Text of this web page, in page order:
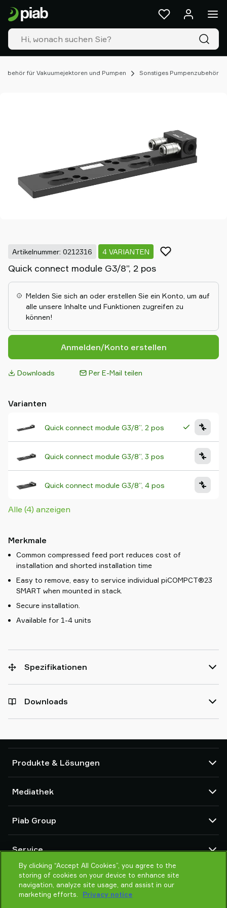
Zubehör für Vakuumejektoren und Pumpen Sonstiges Pumpenzubehör
Artikelnummer: 0212316 4 VARIANTEN
Quick connect module G3/8”, 2 pos
Melden Sie sich an oder erstellen Sie ein Konto, um auf
alle unsere Inhalte und Funktionen zugreifen zu
können!
Anmelden/Konto erstellen
Downloads Per E-Mail teilen
Varianten
Quick connect module G3/8”, 2 pos
Quick connect module G3/8”, 3 pos
Quick connect module G3/8”, 4 pos
Alle (4) anzeigen
Merkmale
Common compressed feed port reduces cost of
installation and shorted installation time
Easy to remove, easy to service individual piCOMPCT®23
SMART when mounted in stack.
Secure installation.
Available for 1-4 units
Spezifikationen
Downloads
Produkte & Lösungen
Saugnäpfe und Soft-Gripper
Komponenten des Robot End Of Arm Tooling (EOAT)
Roboter- und Cobot-Greiflösungen
System- und Lösungszubehör
Vakuumförderer für Pulver und Schüttgut
Mediathek
Produktkonfigurator
Allgemeine Verkaufsbedingungen
Datenschutzrichtlinie
Piab Group
Globale Organisation
Verhaltenskodex
Neuheiten
Karrieren
Service
Kontakt
Partner Netzwerk
Auswahlhilfe
Produkte
&
Lösungen
Industrien
Unsere
Partner
Netzwerk
Old
By clicking “Accept All Cookies”, you agree to the
storing of cookies on your device to enhance site
navigation, analyze site usage, and assist in our
marketing efforts.
Privacy notice